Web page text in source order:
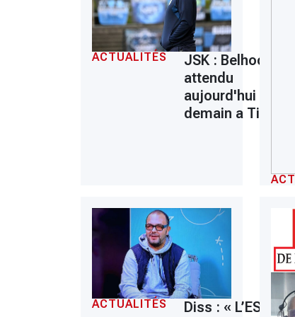
ACTUALITÉS
JSK : Belhocine
attendu
aujourd'hui ou
demain a Tizi
ACTUALITÉS
Diss : « L’ESS a